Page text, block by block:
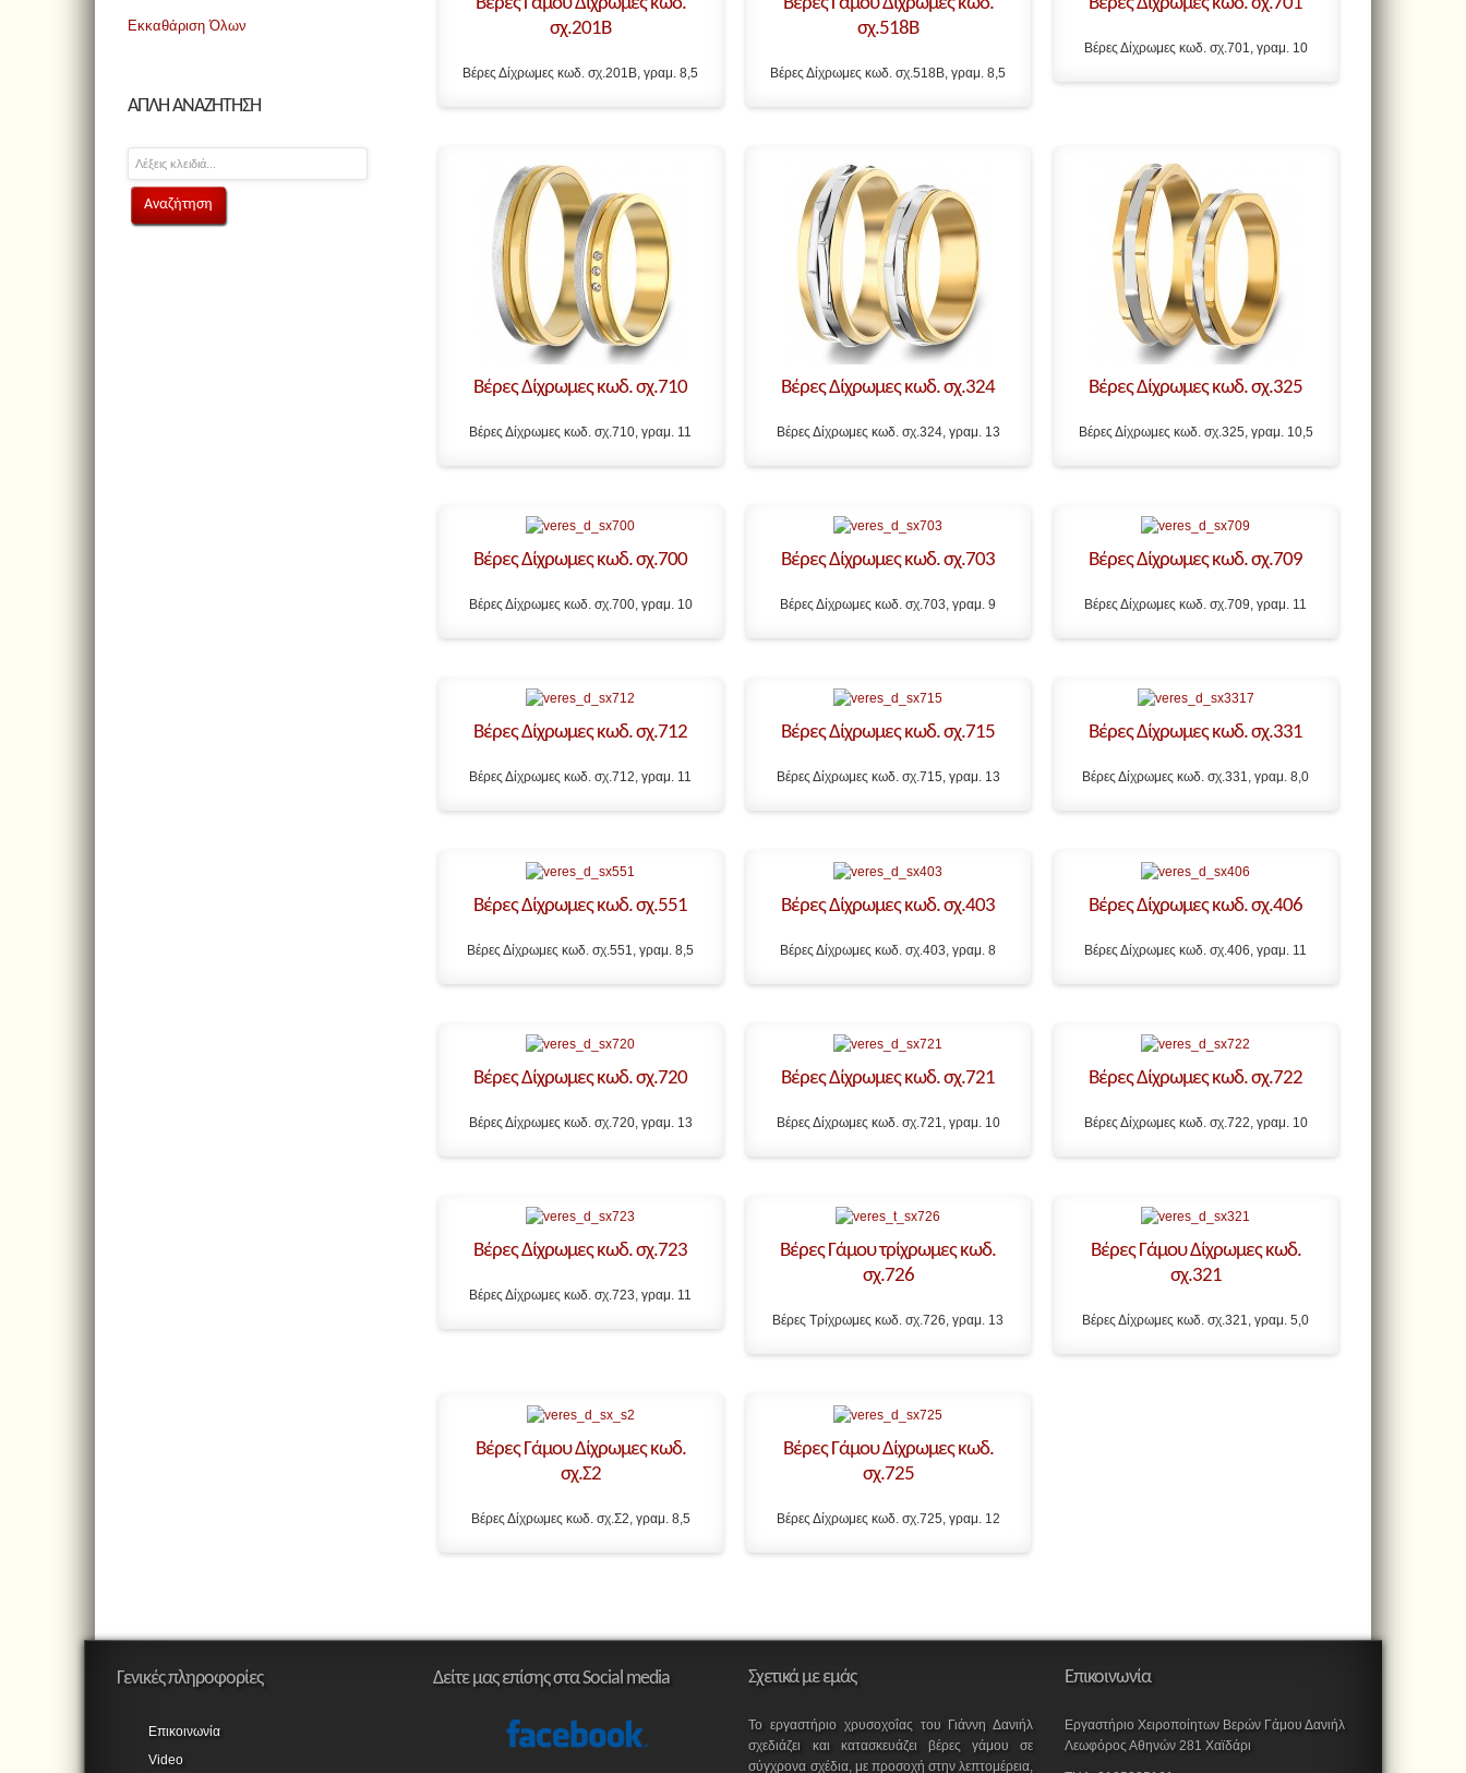
Εκκαθάριση Όλων
ΑΠΛΗ ΑΝΑΖΗΤΗΣΗ
σχ.201B
Βέρες Δίχρωμες κωδ. σχ.201B, γραμ. 8,5
σχ.518B
Βέρες Δίχρωμες κωδ. σχ.518B, γραμ. 8,5
Βέρες Δίχρωμες κωδ. σχ.701, γραμ. 10
Βέρες Δίχρωμες κωδ. σχ.710
Βέρες Δίχρωμες κωδ. σχ.710, γραμ. 11
Βέρες Δίχρωμες κωδ. σχ.324
Βέρες Δίχρωμες κωδ. σχ.324, γραμ. 13
Βέρες Δίχρωμες κωδ. σχ.325
Βέρες Δίχρωμες κωδ. σχ.325, γραμ. 10,5
Βέρες Δίχρωμες κωδ. σχ.700
Βέρες Δίχρωμες κωδ. σχ.700, γραμ. 10
Βέρες Δίχρωμες κωδ. σχ.703
Βέρες Δίχρωμες κωδ. σχ.703, γραμ. 9
Βέρες Δίχρωμες κωδ. σχ.709
Βέρες Δίχρωμες κωδ. σχ.709, γραμ. 11
Βέρες Δίχρωμες κωδ. σχ.712
Βέρες Δίχρωμες κωδ. σχ.712, γραμ. 11
Βέρες Δίχρωμες κωδ. σχ.715
Βέρες Δίχρωμες κωδ. σχ.715, γραμ. 13
Βέρες Δίχρωμες κωδ. σχ.331
Βέρες Δίχρωμες κωδ. σχ.331, γραμ. 8,0
Βέρες Δίχρωμες κωδ. σχ.551
Βέρες Δίχρωμες κωδ. σχ.551, γραμ. 8,5
Βέρες Δίχρωμες κωδ. σχ.403
Βέρες Δίχρωμες κωδ. σχ.403, γραμ. 8
Βέρες Δίχρωμες κωδ. σχ.406
Βέρες Δίχρωμες κωδ. σχ.406, γραμ. 11
Βέρες Δίχρωμες κωδ. σχ.720
Βέρες Δίχρωμες κωδ. σχ.720, γραμ. 13
Βέρες Δίχρωμες κωδ. σχ.721
Βέρες Δίχρωμες κωδ. σχ.721, γραμ. 10
Βέρες Δίχρωμες κωδ. σχ.722
Βέρες Δίχρωμες κωδ. σχ.722, γραμ. 10
Βέρες Δίχρωμες κωδ. σχ.723
Βέρες Δίχρωμες κωδ. σχ.723, γραμ. 11
Βέρες Γάμου τρίχρωμες κωδ.
σχ.726
Βέρες Τρίχρωμες κωδ. σχ.726, γραμ. 13
Βέρες Γάμου Δίχρωμες κωδ.
σχ.321
Βέρες Δίχρωμες κωδ. σχ.321, γραμ. 5,0
Βέρες Γάμου Δίχρωμες κωδ.
σχ.Σ2
Βέρες Δίχρωμες κωδ. σχ.Σ2, γραμ. 8,5
Βέρες Γάμου Δίχρωμες κωδ.
σχ.725
Βέρες Δίχρωμες κωδ. σχ.725, γραμ. 12
Γενικές πληροφορίες
Επικοινωνία
Video
Δείτε μας επίσης στα Social media Σχετικά με εμάς
Το εργαστήριο χρυσοχοΐας του Γιάννη Δανιήλ
σχεδιάζει και κατασκευάζει βέρες γάμου σε
σύγχρονα σχέδια, με προσοχή στην λεπτομέρεια,
Επικοινωνία
Εργαστήριο Χειροποίητων Βερών Γάμου Δανιήλ
Λεωφόρος Αθηνών 281 Χαϊδάρι